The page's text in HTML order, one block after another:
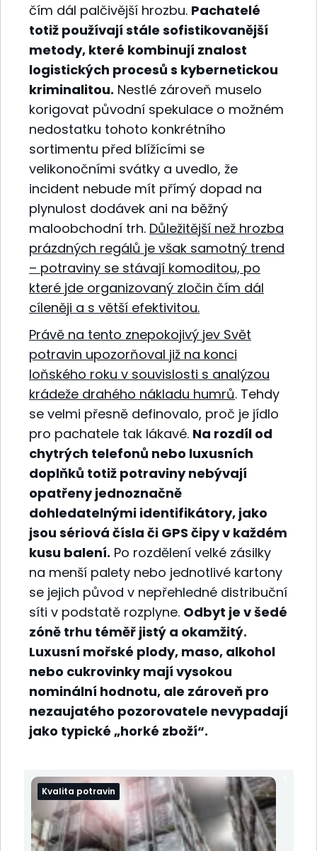
čím dál palčivější hrozbu. Pachatelé
totiž používají stále sofistikovanější
metody, které kombinují znalost
logistických procesů s kybernetickou
kriminalitou. Nestlé zároveň muselo
korigovat původní spekulace o možném
nedostatku tohoto konkrétního
sortimentu před blížícími se
velikonočními svátky a uvedlo, že
incident nebude mít přímý dopad na
plynulost dodávek ani na běžný
maloobchodní trh. Důležitější než hrozba
prázdných regálů je však samotný trend
– potraviny se stávají komoditou, po
které jde organizovaný zločin čím dál
cíleněji a s větší efektivitou.
Právě na tento znepokojivý jev Svět
potravin upozorňoval již na konci
loňského roku v souvislosti s analýzou
krádeže drahého nákladu humrů. Tehdy
se velmi přesně definovalo, proč je jídlo
pro pachatele tak lákavé. Na rozdíl od
chytrých telefonů nebo luxusních
doplňků totiž potraviny nebývají
opatřeny jednoznačně
dohledatelnými identifikátory, jako
jsou sériová čísla či GPS čipy v každém
kusu balení. Po rozdělení velké zásilky
na menší palety nebo jednotlivé kartony
se jejich původ v nepřehledné distribuční
síti v podstatě rozplyne. Odbyt je v šedé
zóně trhu téměř jistý a okamžitý.
Luxusní mořské plody, maso, alkohol
nebo cukrovinky mají vysokou
nominální hodnotu, ale zároveň pro
nezaujatého pozorovatele nevypadají
jako typické „horké zboží“.
Kvalita potravin